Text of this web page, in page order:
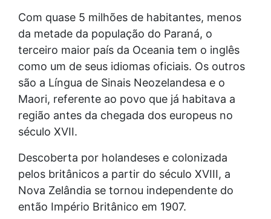
Com quase 5 milhões de habitantes, menos
da metade da população do Paraná, o
terceiro maior país da Oceania tem o inglês
como um de seus idiomas oficiais. Os outros
são a Língua de Sinais Neozelandesa e o
Maori, referente ao povo que já habitava a
região antes da chegada dos europeus no
século XVII.
Descoberta por holandeses e colonizada
pelos britânicos a partir do século XVIII, a
Nova Zelândia se tornou independente do
então Império Britânico em 1907.